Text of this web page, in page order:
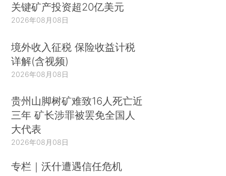
关键矿产投资超20亿美元
2026年08月08日
境外收入征税 保险收益计税
详解(含视频)
2026年08月08日
贵州山脚树矿难致16人死亡近
三年 矿长涉罪被罢免全国人
大代表
2026年08月08日
专栏｜沃什遭遇信任危机